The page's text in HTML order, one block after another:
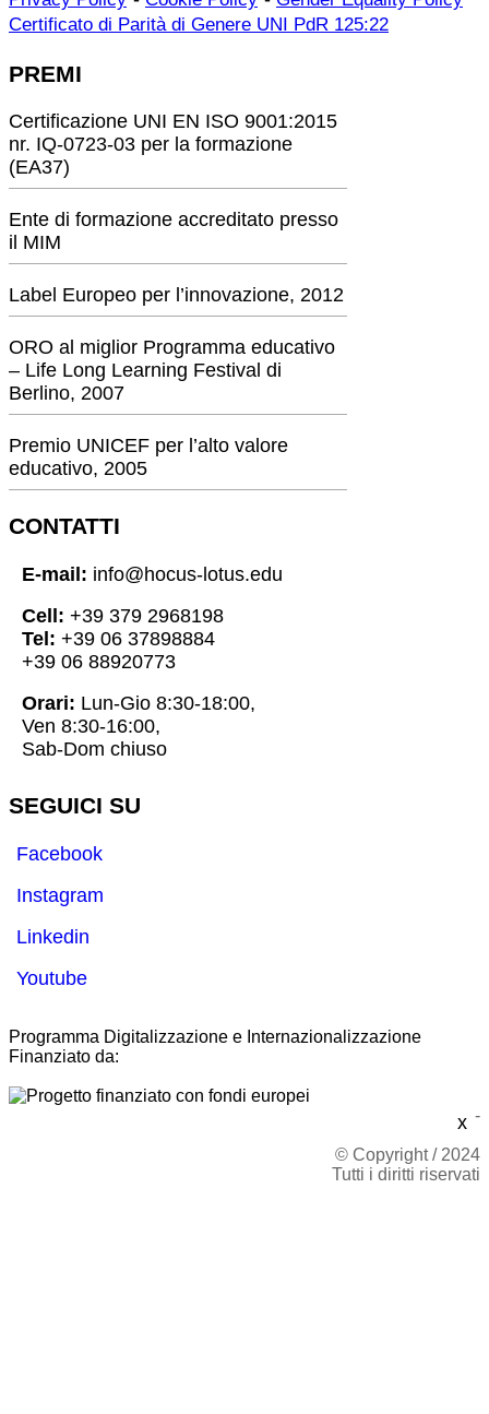
x
Certificato di Parità di Genere UNI PdR 125:22
PREMI
Certificazione UNI EN ISO 9001:2015
nr. IQ-0723-03 per la formazione
(EA37)
Ente di formazione accreditato presso
il MIM
Label Europeo per l’innovazione, 2012
ORO al miglior Programma educativo
– Life Long Learning Festival di
Berlino, 2007
Premio UNICEF per l’alto valore
educativo, 2005
CONTATTI
E-mail: info@hocus-lotus.edu
Cell: +39 379 2968198
Tel: +39 06 37898884
+39 06 88920773
Orari: Lun-Gio 8:30-18:00,
Ven 8:30-16:00,
Sab-Dom chiuso
SEGUICI SU
Facebook
Instagram
Linkedin
Youtube
Programma Digitalizzazione e Internazionalizzazione
Finanziato da:
-
© Copyright / 2024
Tutti i diritti riservati